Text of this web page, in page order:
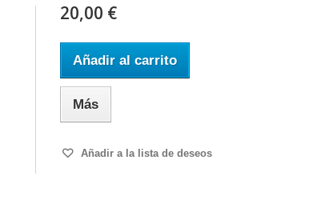
20,00 €
Añadir al carrito
Más
Añadir a la lista de deseos